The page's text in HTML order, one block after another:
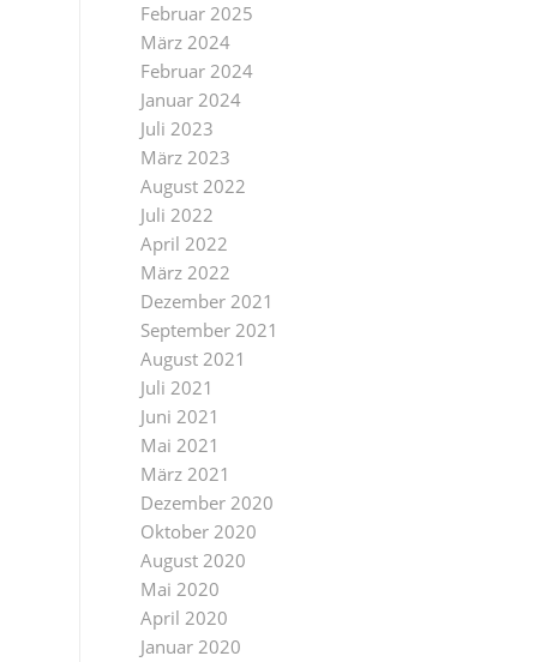
Februar 2025
März 2024
Februar 2024
Januar 2024
Juli 2023
März 2023
August 2022
Juli 2022
April 2022
März 2022
Dezember 2021
September 2021
August 2021
Juli 2021
Juni 2021
Mai 2021
März 2021
Dezember 2020
Oktober 2020
August 2020
Mai 2020
April 2020
Januar 2020